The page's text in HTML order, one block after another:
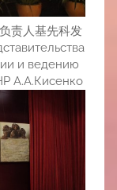
责人基先科发
и ведению
А.А.Кисенко